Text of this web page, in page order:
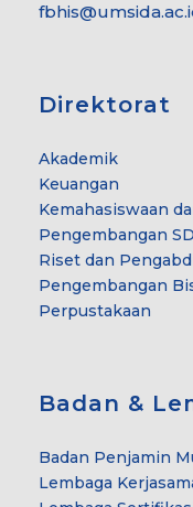
Direktorat
Akademik
Keuangan
Kemahasiswaan
Pengembangan
Riset dan
Pengembangan
Perpustakaan
Badan &
Badan Penjamin
Lembaga